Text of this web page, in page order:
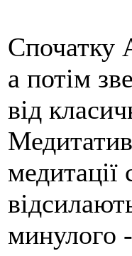
Спочатку
а потім
від
медитації
минулого